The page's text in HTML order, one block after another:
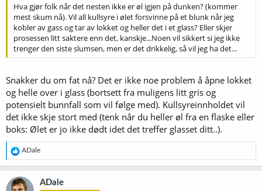
Hva gjør folk når det nesten ikke er øl igjen på dunken? (kommer
mest skum nå). Vil all kullsyre i ølet forsvinne på et blunk når jeg
kobler av gass og tar av lokket og heller det i et glass? Eller skjer
prosessen litt saktere enn det, kanskje...Noen vil sikkert si jeg ikke
trenger den siste slumsen, men er det drikkelig, så vil jeg ha det...
Snakker du om fat nå? Det er ikke noe problem å åpne lokket
og helle over i glass (bortsett fra muligens litt gris og
potensielt bunnfall som vil følge med). Kullsyreinnholdet vil
det ikke skje stort med (tenk når du heller øl fra en flaske eller
boks: Ølet er jo ikke dødt idet det treffer glasset ditt..).
R
e
a
k
s
ADale
ADale